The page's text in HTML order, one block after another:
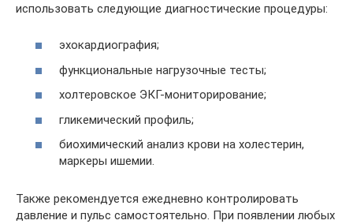
использовать следующие диагностические процедуры:
эхокардиография;
функциональные нагрузочные тесты;
холтеровское ЭКГ-мониторирование;
гликемический профиль;
биохимический анализ крови на холестерин,
маркеры ишемии.
Также рекомендуется ежедневно контролировать
давление и пульс самостоятельно. При появлении любых